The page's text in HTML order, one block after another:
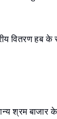
वितरण हब के
श्रम